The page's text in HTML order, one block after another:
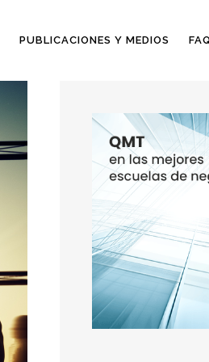
PUBLICACIONES Y MEDIOS